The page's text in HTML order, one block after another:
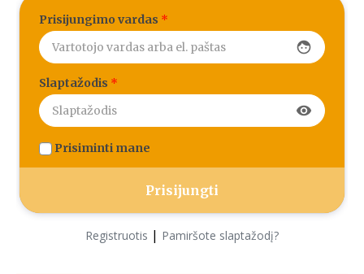
Prisijungimo vardas *
face
Slaptažodis *
visibility
Prisiminti mane
Registruotis | Pamiršote slaptažodį?